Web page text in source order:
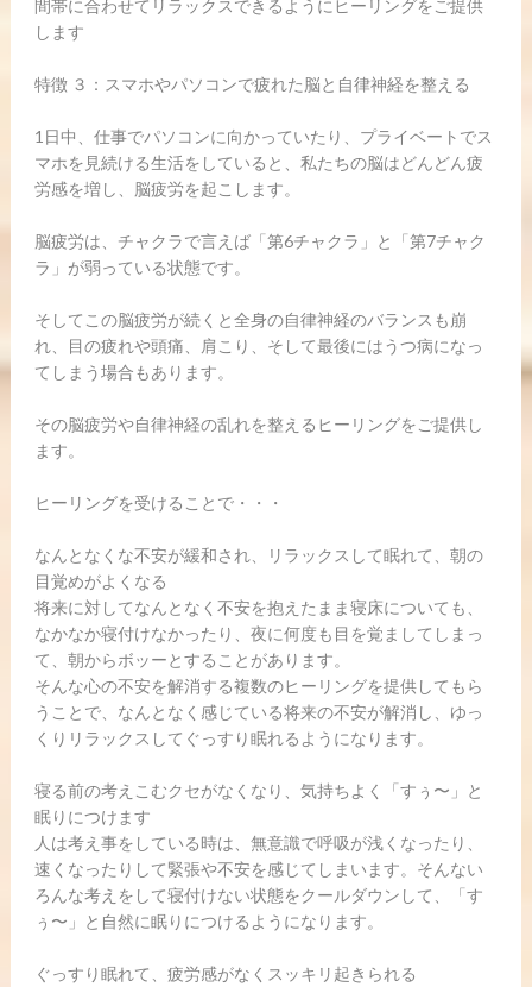
間帯に合わせてリラックスできるようにヒーリングをご提供
します
特徴 ３：スマホやパソコンで疲れた脳と自律神経を整える
1日中、仕事でパソコンに向かっていたり、プライベートでス
マホを見続ける生活をしていると、私たちの脳はどんどん疲
労感を増し、脳疲労を起こします。
脳疲労は、チャクラで言えば「第6チャクラ」と「第7チャク
ラ」が弱っている状態です。
そしてこの脳疲労が続くと全身の自律神経のバランスも崩
れ、目の疲れや頭痛、肩こり、そして最後にはうつ病になっ
てしまう場合もあります。
その脳疲労や自律神経の乱れを整えるヒーリングをご提供し
ます。
ヒーリングを受けることで・・・
なんとなくな不安が緩和され、リラックスして眠れて、朝の
目覚めがよくなる
将来に対してなんとなく不安を抱えたまま寝床についても、
なかなか寝付けなかったり、夜に何度も目を覚ましてしまっ
て、朝からボッーとすることがあります。
そんな心の不安を解消する複数のヒーリングを提供してもら
うことで、なんとなく感じている将来の不安が解消し、ゆっ
くりリラックスしてぐっすり眠れるようになります。
寝る前の考えこむクセがなくなり、気持ちよく「すぅ〜」と
眠りにつけます
人は考え事をしている時は、無意識で呼吸が浅くなったり、
速くなったりして緊張や不安を感じてしまいます。そんない
ろんな考えをして寝付けない状態をクールダウンして、「す
ぅ〜」と自然に眠りにつけるようになります。
ぐっすり眠れて、疲労感がなくスッキリ起きられる